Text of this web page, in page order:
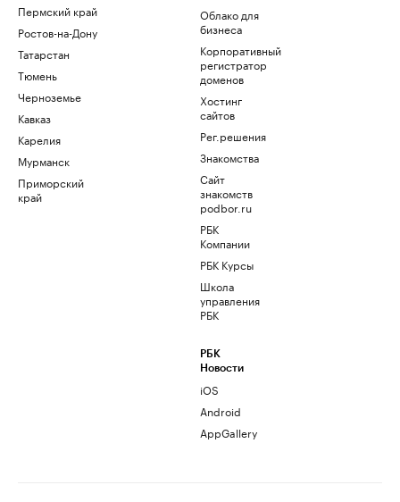
Пермский край
Ростов-на-Дону
Татарстан
Тюмень
Черноземье
Кавказ
Карелия
Мурманск
Приморский
край
Облако для
бизнеса
Корпоративный
регистратор
доменов
Хостинг
сайтов
Рег.решения
Знакомства
Сайт
знакомств
podbor.ru
РБК
Компании
РБК Курсы
Школа
управления
РБК
РБК
Новости
iOS
Android
AppGallery